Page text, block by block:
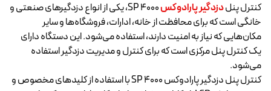
کنترل پنلدزدگیر پارادوکس
SP 4000، یکی از انواع دزدگیرهای صنعتی و
خانگی است که برای محافظت از خانه، ادارات، فروشگاه‌ها و سایر
مکان‌هایی که نیاز به امنیت دارند، استفاده می‌شود. این دستگاه دارای
یک کنترل پنل مرکزی است که برای کنترل و مدیریت دزدگیر استفاده
می‌شود.
کنترل پنل دزدگیر پارادوکس SP 4000 با استفاده از کلیدهای مخصوص و